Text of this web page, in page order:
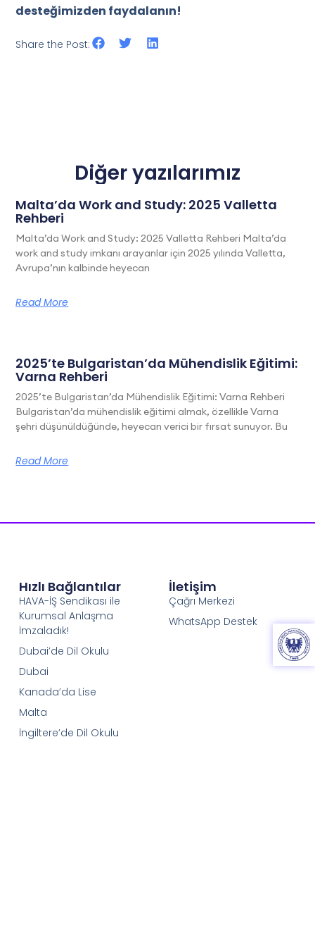
desteğimizden faydalanın!
Share the Post:
Diğer yazılarımız
Malta’da Work and Study: 2025 Valletta
Rehberi
Malta’da Work and Study: 2025 Valletta Rehberi Malta’da
work and study imkanı arayanlar için 2025 yılında Valletta,
Avrupa’nın kalbinde heyecan
Read More
2025’te Bulgaristan’da Mühendislik Eğitimi:
Varna Rehberi
2025’te Bulgaristan’da Mühendislik Eğitimi: Varna Rehberi
Bulgaristan’da mühendislik eğitimi almak, özellikle Varna
şehri düşünüldüğünde, heyecan verici bir fırsat sunuyor. Bu
Read More
Hızlı Bağlantılar
HAVA-İŞ Sendikası ile
Kurumsal Anlaşma
İmzaladık!
Dubai’de Dil Okulu
Dubai
Kanada’da Lise
Malta
İngiltere’de Dil Okulu
İletişim
Çağrı Merkezi
WhatsApp Destek